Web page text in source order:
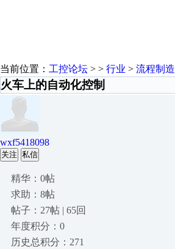
当前位置： 工控论坛 > > 行业 > 流程制造
火车上的自动化控制
wxf5418098
关注 私信
精华：0帖
求助：8帖
帖子：27帖 | 65回
年度积分：0
历史总积分：271